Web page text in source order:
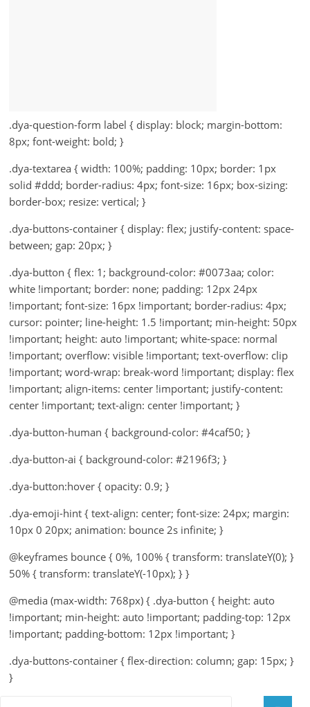
.dya-question-form label { display: block; margin-bottom:
8px; font-weight: bold; }
.dya-textarea { width: 100%; padding: 10px; border: 1px
solid #ddd; border-radius: 4px; font-size: 16px; box-sizing:
border-box; resize: vertical; }
.dya-buttons-container { display: flex; justify-content: space-
between; gap: 20px; }
.dya-button { flex: 1; background-color: #0073aa; color:
white !important; border: none; padding: 12px 24px
!important; font-size: 16px !important; border-radius: 4px;
cursor: pointer; line-height: 1.5 !important; min-height: 50px
!important; height: auto !important; white-space: normal
!important; overflow: visible !important; text-overflow: clip
!important; word-wrap: break-word !important; display: flex
!important; align-items: center !important; justify-content:
center !important; text-align: center !important; }
.dya-button-human { background-color: #4caf50; }
.dya-button-ai { background-color: #2196f3; }
.dya-button:hover { opacity: 0.9; }
.dya-emoji-hint { text-align: center; font-size: 24px; margin:
10px 0 20px; animation: bounce 2s infinite; }
@keyframes bounce { 0%, 100% { transform: translateY(0); }
50% { transform: translateY(-10px); } }
@media (max-width: 768px) { .dya-button { height: auto
!important; min-height: auto !important; padding-top: 12px
!important; padding-bottom: 12px !important; }
.dya-buttons-container { flex-direction: column; gap: 15px; }
}